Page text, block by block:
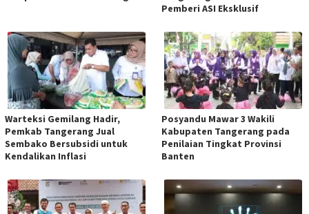
Pemberi ASI Eksklusif
Warteksi Gemilang Hadir,
Pemkab Tangerang Jual
Sembako Bersubsidi untuk
Kendalikan Inflasi
Posyandu Mawar 3 Wakili
Kabupaten Tangerang pada
Penilaian Tingkat Provinsi
Banten